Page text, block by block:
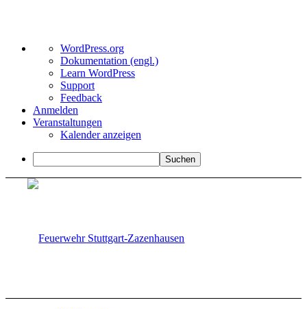
Über
WordPress
WordPress.org
Dokumentation (engl.)
Learn WordPress
Support
Feedback
Anmelden
Veranstaltungen
Kalender anzeigen
Suchen